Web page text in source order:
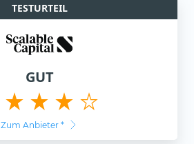
TESTURTEIL
GUT
Zum Anbieter*